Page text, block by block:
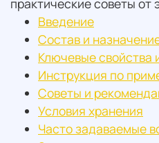
практические советы от
Введение
Состав и
Ключевые свойства
Инструкция по
Советы и
Условия хранения
Часто задаваемые